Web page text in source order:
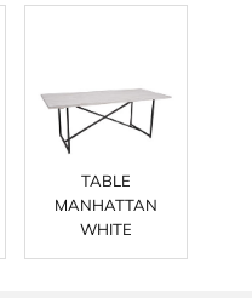
TABLE
MANHATTAN
WHITE